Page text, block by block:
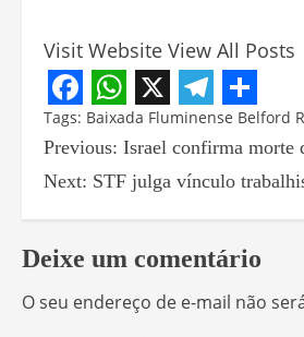
Visit Website View All Posts
Facebook
WhatsApp
X
Tags: Baixada Fluminense Belford
Previous: Israel confirma morte
Next: STF julga vínculo
Deixe um comentário
O seu endereço de e-mail não